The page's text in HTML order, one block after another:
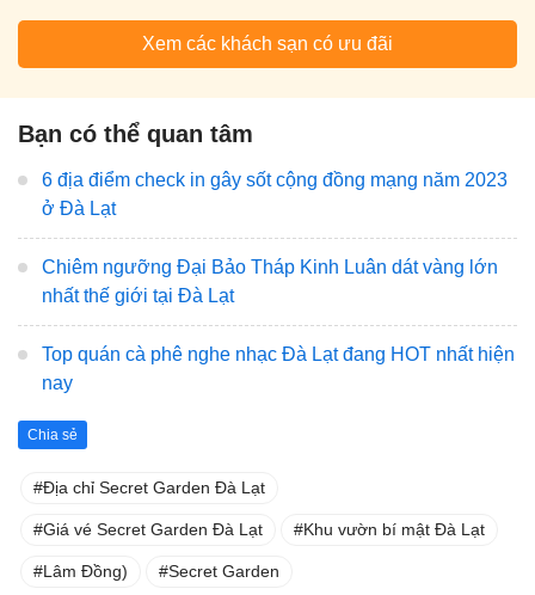
Xem các khách sạn có ưu đãi
Bạn có thể quan tâm
6 địa điểm check in gây sốt cộng đồng mạng năm 2023
ở Đà Lạt
Chiêm ngưỡng Đại Bảo Tháp Kinh Luân dát vàng lớn
nhất thế giới tại Đà Lạt
Top quán cà phê nghe nhạc Đà Lạt đang HOT nhất hiện
nay
Chia sẻ
Địa chỉ Secret Garden Đà Lạt
Giá vé Secret Garden Đà Lạt Khu vườn bí mật Đà Lạt
Lâm Đồng) Secret Garden